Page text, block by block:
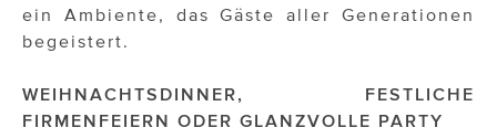
ein Ambiente, das Gäste aller Generationen
begeistert.
WEIHNACHTSDINNER, FESTLICHE
FIRMENFEIERN ODER GLANZVOLLE PARTY